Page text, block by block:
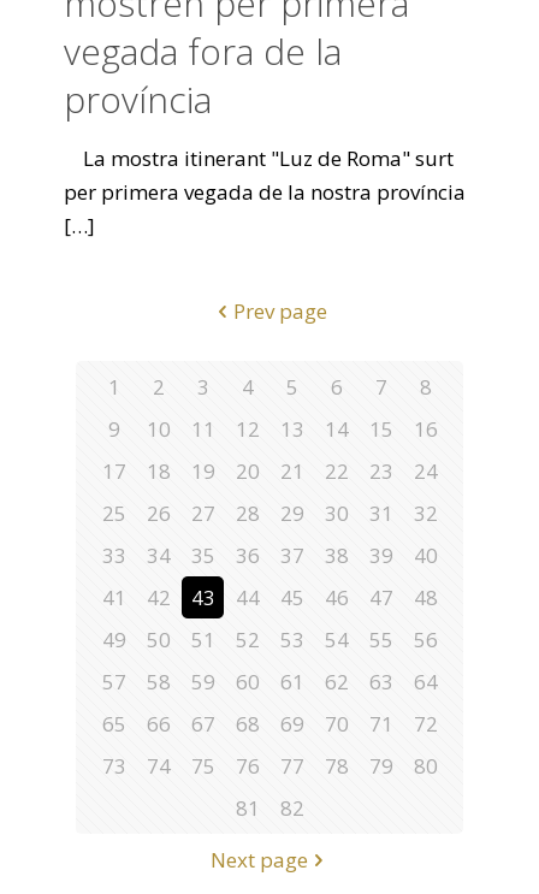
vegada fora de la
província
La mostra itinerant "Luz de Roma" surt
per primera vegada de la nostra província
[…]
Prev page
1 2 3 4 5 6 7
8
9
10 11 12 13 14 15
16
17
18 19 20 21 22 23
24
25
26 27 28 29 30 31
32
33
34 35 36 37 38 39
40
41
42 43 44 45 46 47
48
49
50 51 52 53 54 55
56
57
58 59 60 61 62 63
64
65
66 67 68 69 70 71
72
73
74 75 76 77 78 79
80
81
82
Next page